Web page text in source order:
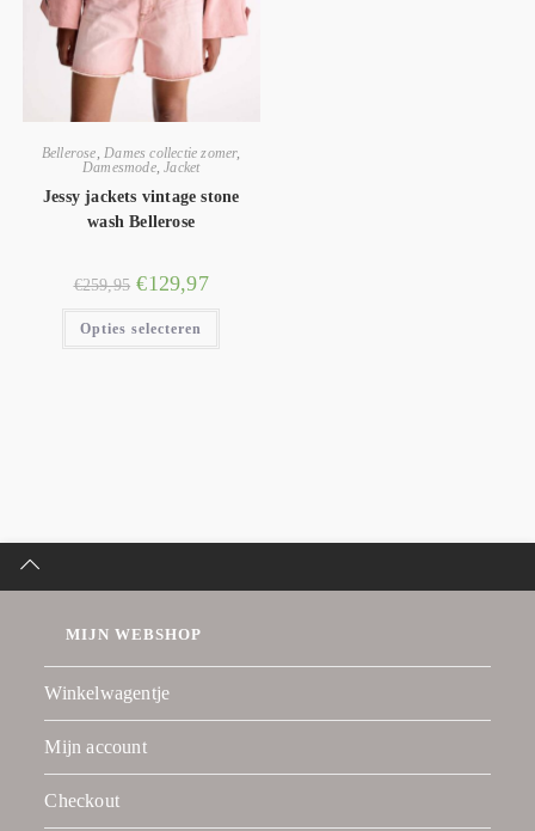
Bellerose Dames collectie zomer,
Damesmode,Jacket
Jessy jackets vintage stone
wash Bellerose
€259,95 €129,97
Opties selecteren
MIJN WEBSHOP
Winkelwagentje
Mijn account
Checkout